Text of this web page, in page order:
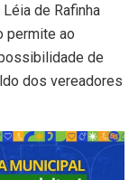
de Rafinha
permite ao
de
dos vereadores